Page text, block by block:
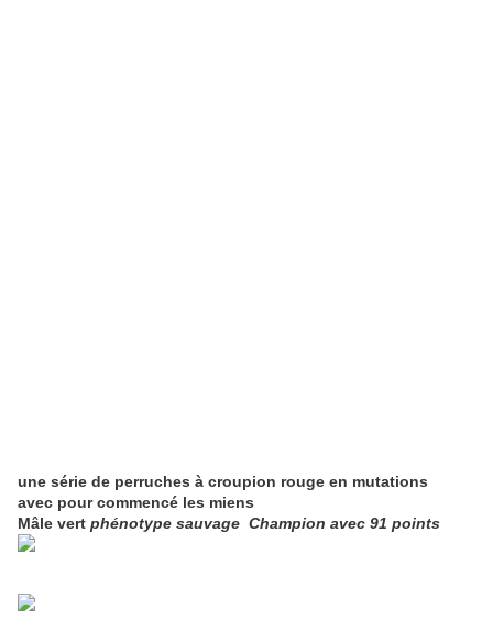
une série de perruches à croupion rouge en mutations
avec pour commencé les miens
Mâle vert phénotype sauvage Champion avec 91 points